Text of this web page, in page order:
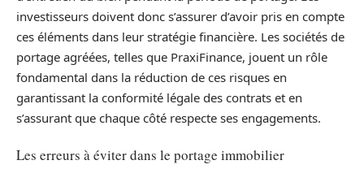
investisseurs doivent donc s’assurer d’avoir pris en compte
ces éléments dans leur stratégie financière. Les sociétés de
portage agréées, telles que PraxiFinance, jouent un rôle
fondamental dans la réduction de ces risques en
garantissant la conformité légale des contrats et en
s’assurant que chaque côté respecte ses engagements.
Les erreurs à éviter dans le portage immobilier